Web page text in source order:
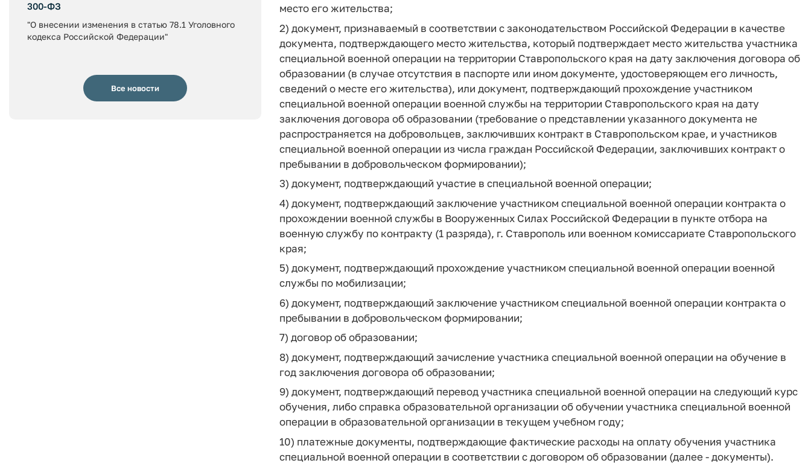
300-ФЗ
"О внесении изменения в статью 78.1 Уголовного
кодекса Российской Федерации"
Все новости
место его жительства;
2) документ, признаваемый в соответствии с законодательством Российской Федерации в качестве
документа, подтверждающего место жительства, который подтверждает место жительства участника
специальной военной операции на территории Ставропольского края на дату заключения договора об
образовании (в случае отсутствия в паспорте или ином документе, удостоверяющем его личность,
сведений о месте его жительства), или документ, подтверждающий прохождение участником
специальной военной операции военной службы на территории Ставропольского края на дату
заключения договора об образовании (требование о представлении указанного документа не
распространяется на добровольцев, заключивших контракт в Ставропольском крае, и участников
специальной военной операции из числа граждан Российской Федерации, заключивших контракт о
пребывании в добровольческом формировании);
3) документ, подтверждающий участие в специальной военной операции;
4) документ, подтверждающий заключение участником специальной военной операции контракта о
прохождении военной службы в Вооруженных Силах Российской Федерации в пункте отбора на
военную службу по контракту (1 разряда), г. Ставрополь или военном комиссариате Ставропольского
края;
5) документ, подтверждающий прохождение участником специальной военной операции военной
службы по мобилизации;
6) документ, подтверждающий заключение участником специальной военной операции контракта о
пребывании в добровольческом формировании;
7) договор об образовании;
8) документ, подтверждающий зачисление участника специальной военной операции на обучение в
год заключения договора об образовании;
9) документ, подтверждающий перевод участника специальной военной операции на следующий курс
обучения, либо справка образовательной организации об обучении участника специальной военной
операции в образовательной организации в текущем учебном году;
10) платежные документы, подтверждающие фактические расходы на оплату обучения участника
специальной военной операции в соответствии с договором об образовании (далее - документы).